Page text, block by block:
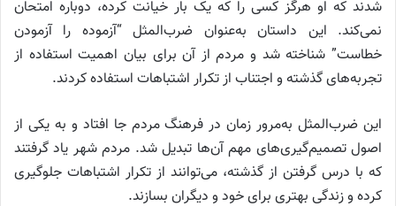
شدند که او هرگز کسی را که یک بار خیانت کرده، دوباره امتحان
نمی‌کند. این داستان به‌عنوان ضرب‌المثل “آزموده را آزمودن
خطاست” شناخته شد و مردم از آن برای بیان اهمیت استفاده از
تجربه‌های گذشته و اجتناب از تکرار اشتباهات استفاده کردند.
این ضرب‌المثل به‌مرور زمان در فرهنگ مردم جا افتاد و به یکی از
اصول تصمیم‌گیری‌های مهم آن‌ها تبدیل شد. مردم شهر یاد گرفتند
که با درس گرفتن از گذشته، می‌توانند از تکرار اشتباهات جلوگیری
کرده و زندگی بهتری برای خود و دیگران بسازند.